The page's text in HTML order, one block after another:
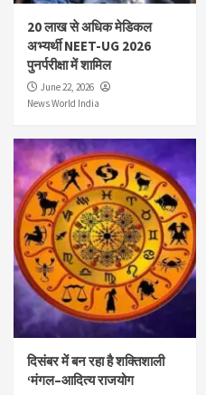
20 लाख से अधिक मेडिकल
अभ्यर्थी NEET-UG 2026
पुनर्परीक्षा में शामिल
June 22, 2026
News World India
दिसंबर में बन रहा है शक्तिशाली
‘मंगल–आदित्य राजयोग